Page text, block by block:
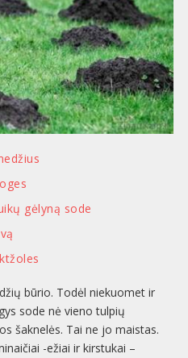
gėlyną sode
būrio. Todėl niekuomet ir
sode nė vieno tulpių
šaknelės. Tai ne jo maistas.
-ežiai ir kirstukai –